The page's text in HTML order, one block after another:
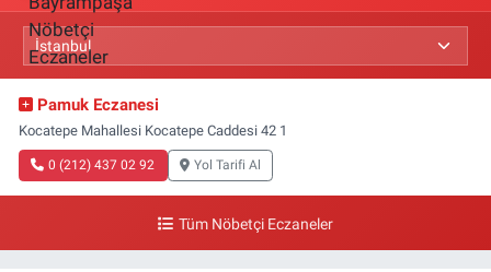
Pamuk Eczanesi
Kocatepe Mahallesi Kocatepe Caddesi 42 1
0 (212) 437 02 92 Yol Tarifi Al
Tüm Nöbetçi Eczaneler